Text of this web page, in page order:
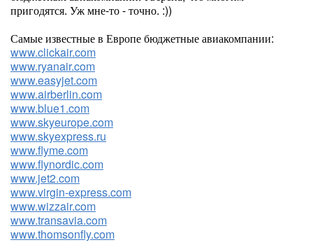
пригодятся. Уж мне-то - точно. :))
Самые известные в Европе бюджетные авиакомпании:
www.clickair.com
www.ryanair.com
www.easyjet.com
www.airberlin.com
www.blue1.com
www.skyeurope.com
www.skyexpress.ru
www.flyme.com
www.flynordic.com
www.jet2.com
www.virgin-express.com
www.wizzair.com
www.transavia.com
www.thomsonfly.com